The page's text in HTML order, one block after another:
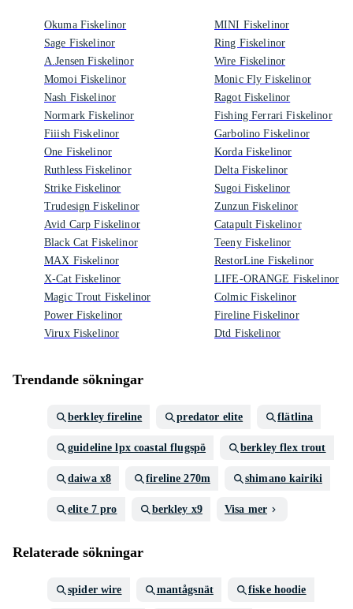
Okuma Fiskelinor
Sage Fiskelinor
A.Jensen Fiskelinor
Momoi Fiskelinor
Nash Fiskelinor
Normark Fiskelinor
Fiiish Fiskelinor
One Fiskelinor
Ruthless Fiskelinor
Strike Fiskelinor
Trudesign Fiskelinor
Avid Carp Fiskelinor
Black Cat Fiskelinor
MAX Fiskelinor
X-Cat Fiskelinor
Magic Trout Fiskelinor
Power Fiskelinor
Virux Fiskelinor
MINI Fiskelinor
Ring Fiskelinor
Wire Fiskelinor
Monic Fly Fiskelinor
Ragot Fiskelinor
Fishing Ferrari Fiskelinor
Garbolino Fiskelinor
Korda Fiskelinor
Delta Fiskelinor
Sugoi Fiskelinor
Zunzun Fiskelinor
Catapult Fiskelinor
Teeny Fiskelinor
RestorLine Fiskelinor
LIFE-ORANGE Fiskelinor
Colmic Fiskelinor
Fireline Fiskelinor
Dtd Fiskelinor
Trendande sökningar
berkley fireline predator elite flätlina
guideline lpx coastal flugspö berkley flex trout
daiwa x8 fireline 270m shimano kairiki
elite 7 pro berkley x9 Visa mer
Relaterade sökningar
spider wire mantågsnät fiske hoodie